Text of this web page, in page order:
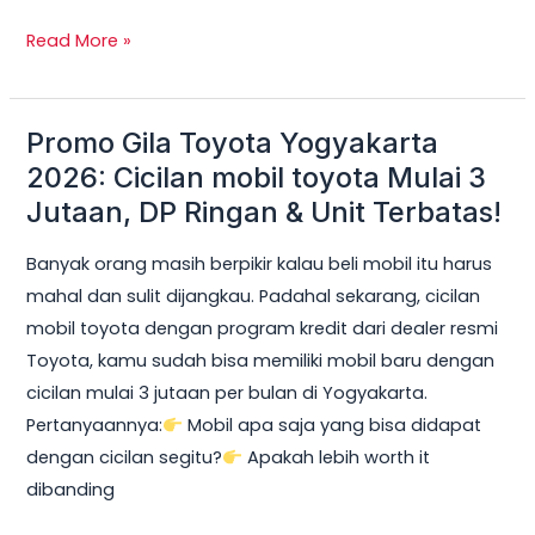
+
2026!
Read More »
Promo Gila Toyota Yogyakarta
2026: Cicilan mobil toyota Mulai 3
Jutaan, DP Ringan & Unit Terbatas!
Banyak orang masih berpikir kalau beli mobil itu harus
mahal dan sulit dijangkau. Padahal sekarang, cicilan
mobil toyota dengan program kredit dari dealer resmi
Toyota, kamu sudah bisa memiliki mobil baru dengan
cicilan mulai 3 jutaan per bulan di Yogyakarta.
Pertanyaannya:
Mobil apa saja yang bisa didapat
dengan cicilan segitu?
Apakah lebih worth it
dibanding
Promo
Gila
Toyota
2026:
Cicilan
mobil
toyota
Mulai
3
Jutaan,
DP